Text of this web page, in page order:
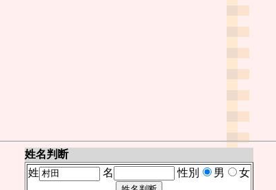
姓名判断
姓
名 性別 男 女